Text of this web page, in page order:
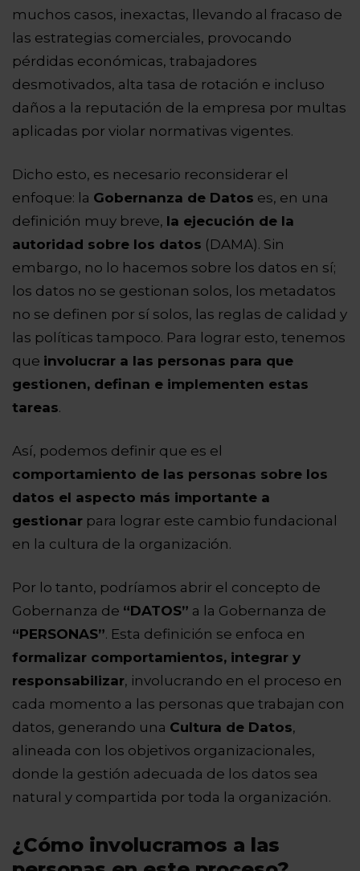
muchos casos, inexactas, llevando al fracaso de
las estrategias comerciales, provocando
pérdidas económicas, trabajadores
desmotivados, alta tasa de rotación e incluso
daños a la reputación de la empresa por multas
aplicadas por violar normativas vigentes.
Dicho esto, es necesario reconsiderar el
enfoque: la Gobernanza de Datos es, en una
definición muy breve, la ejecución de la
autoridad sobre los datos (DAMA). Sin
embargo, no lo hacemos sobre los datos en sí;
los datos no se gestionan solos, los metadatos
no se definen por sí solos, las reglas de calidad y
las políticas tampoco. Para lograr esto, tenemos
que involucrar a las personas para que
gestionen, definan e implementen estas
tareas.
Así, podemos definir que es el
comportamiento de las personas sobre los
datos el aspecto más importante a
gestionar para lograr este cambio fundacional
en la cultura de la organización.
Por lo tanto, podríamos abrir el concepto de
Gobernanza de “DATOS” a la Gobernanza de
“PERSONAS”. Esta definición se enfoca en
formalizar comportamientos, integrar y
responsabilizar, involucrando en el proceso en
cada momento a las personas que trabajan con
datos, generando una Cultura de Datos,
alineada con los objetivos organizacionales,
donde la gestión adecuada de los datos sea
natural y compartida por toda la organización.
¿Cómo involucramos a las